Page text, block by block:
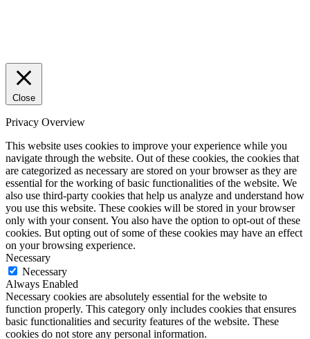
Close
Privacy Overview
This website uses cookies to improve your experience while you
navigate through the website. Out of these cookies, the cookies that
are categorized as necessary are stored on your browser as they are
essential for the working of basic functionalities of the website. We
also use third-party cookies that help us analyze and understand how
you use this website. These cookies will be stored in your browser
only with your consent. You also have the option to opt-out of these
cookies. But opting out of some of these cookies may have an effect
on your browsing experience.
Necessary
Necessary
Always Enabled
Necessary cookies are absolutely essential for the website to
function properly. This category only includes cookies that ensures
basic functionalities and security features of the website. These
cookies do not store any personal information.